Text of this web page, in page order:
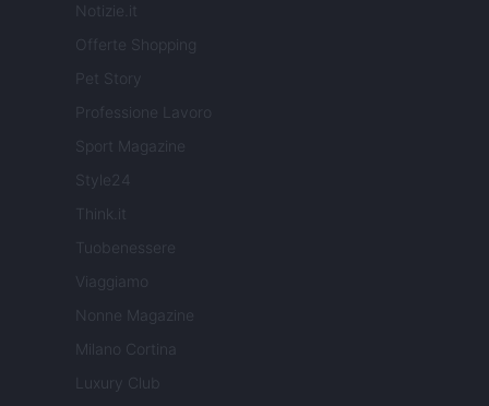
Notizie.it
Offerte Shopping
Pet Story
Professione Lavoro
Sport Magazine
Style24
Think.it
Tuobenessere
Viaggiamo
Nonne Magazine
Milano Cortina
Luxury Club